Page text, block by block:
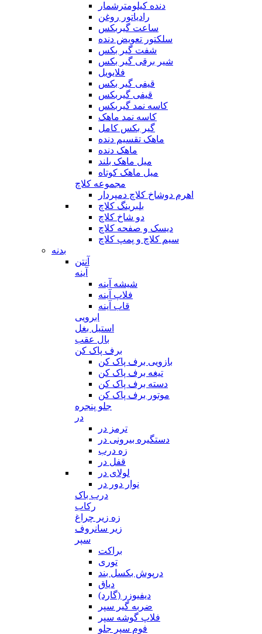
دنده کیلومترشمار
رادیاتور روغن
ساعت گیربکس
سلکتور تعویض دنده
شفت گیر بکس
شیر برقی گیر بکس
فلایویل
قیفی گیر بکس
قیفی گیربکس
کاسه نمد گیربکس
کاسه نمد ماهک
گیر بکس کامل
ماهک تقسیم دنده
ماهک دنده
میل ماهک بلند
میل ماهک کوتاه
مجموعه کلاچ
اهرم دوشاخ کلاچ دمپردار
بلبرینگ کلاچ
دو شاخ کلاچ
دیسک و صفحه کلاچ
سیم کلاچ و پمپ کلاچ
بدنه
آنتن
آینه
شیشه آینه
فلاپ آینه
قاب آینه
ابرویی
استیل بغل
بال عقب
برف پاک کن
بازویی برف پاک کن
تیغه برف پاک کن
دسته برف پاک کن
موتور برف پاک کن
جلو پنجره
در
ترمز در
دستگیره بیرونی در
زه درب
قفل در
لولای در
نوار دور در
درب باک
رکاب
زه زیر چراغ
زیر سانروف
سپر
براکت
توری
درپوش بکسل بند
دیاق
دیفیوزر (گارد)
ضربه گیر سپر
فلاپ گوشه سپر
فوم سپر جلو